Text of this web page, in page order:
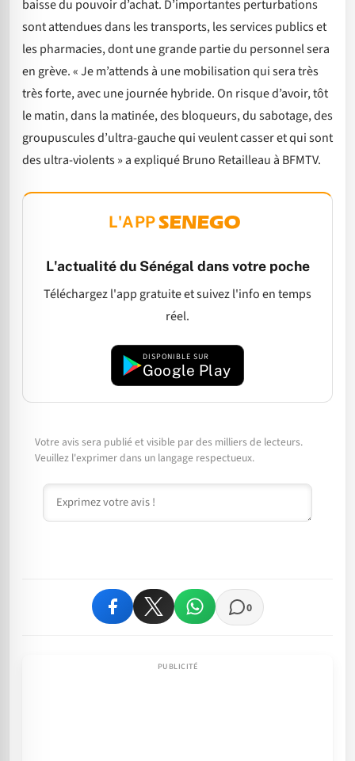
baisse du pouvoir d’achat. D’importantes perturbations
sont attendues dans les transports, les services publics et
les pharmacies, dont une grande partie du personnel sera
en grève. « Je m’attends à une mobilisation qui sera très
très forte, avec une journée hybride. On risque d’avoir, tôt
le matin, dans la matinée, des bloqueurs, du sabotage, des
groupuscules d’ultra-gauche qui veulent casser et qui sont
des ultra-violents » a expliqué Bruno Retailleau à BFMTV.
L'APP
L'actualité du Sénégal dans votre poche
Téléchargez l'app gratuite et suivez l'info en temps
réel.
DISPONIBLE SUR
Google Play
Votre avis sera publié et visible par des milliers de lecteurs.
Veuillez l'exprimer dans un langage respectueux.
Commentaire
0